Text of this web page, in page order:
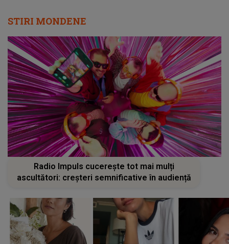
STIRI MONDENE
Radio Impuls cucerește tot mai mulți
ascultători: creșteri semnificative în audiență